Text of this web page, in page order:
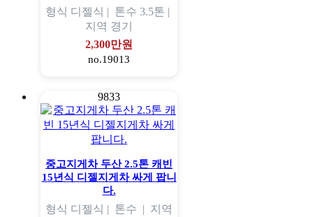
형식 디젤식 | 톤수 3.5톤 |
지역 경기
2,300만원
no.19013
9833
중고지게차 두산 2.5톤 캐빈
15년식 디젤지게차 싸게 팝니
다.
형식 디젤식 | 톤수 | 지역